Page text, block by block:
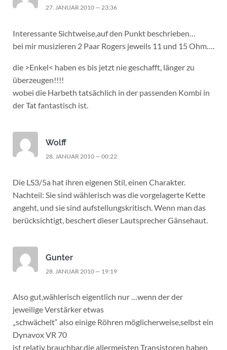
27. JANUAR 2010 — 23:36
Interessante Sichtweise,auf den Punkt beschrieben…
bei mir musizieren 2 Paar Rogers jeweils 11 und 15 Ohm….
die >Enkel< haben es bis jetzt nie geschafft, länger zu
überzeugen!!!!
wobei die Harbeth tatsächlich in der passenden Kombi in
der Tat fantastisch ist.
Wolff
28. JANUAR 2010 — 00:22
Die LS3/5a hat ihren eigenen Stil, einen Charakter.
Nachteil: Sie sind wählerisch was die vorgelagerte Kette
angeht, und sie sind aufstellungskritisch. Wenn man das
berücksichtigt, beschert dieser Lautsprecher Gänsehaut.
Gunter
28. JANUAR 2010 — 19:19
Also gut,wählerisch eigentlich nur …wenn der der
jeweilige Verstärker etwas
„schwächelt“ also einige Röhren möglicherweise,selbst ein
Dynavox VR 70
ist relativ brauchbar,die allermeisten Transistoren haben